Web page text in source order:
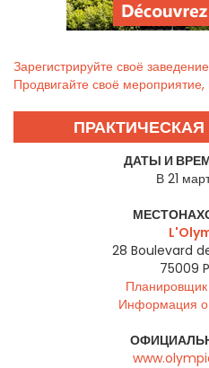
Зарегистрируйте своё
Продвигайте своё
ДАТЫ И
В 21
28 Boulevard
75009
Информация о